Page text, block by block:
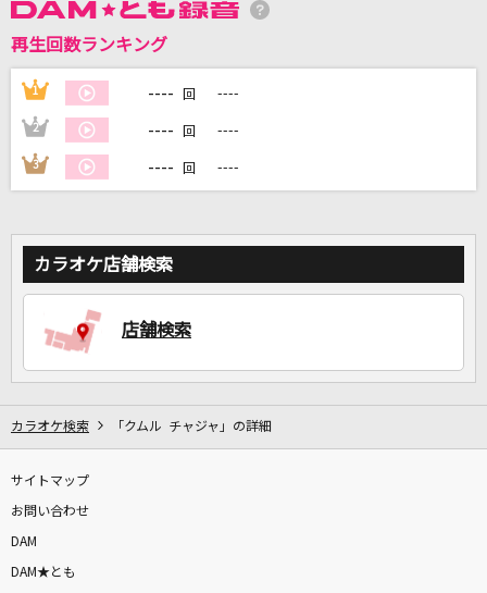
山川豊
[オリカラ]虹
福山雅治
カラオケをもっと楽しもう！
再生回数ランキング
1 ---- 回 ----
2 ---- 回 ----
3 ---- 回 ----
カラオケ店舗検索
店舗検索
カラオケ検索 「クムル チャジャ」の詳細
サイトマップ
お問い合わせ
DAM
DAM★とも